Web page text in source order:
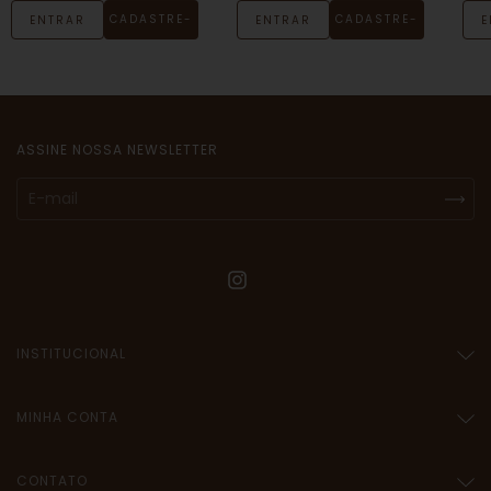
ENTRAR CADASTRE- ENTRAR CADASTRE-
ASSINE NOSSA NEWSLETTER
INSTITUCIONAL
MINHA CONTA
CONTATO